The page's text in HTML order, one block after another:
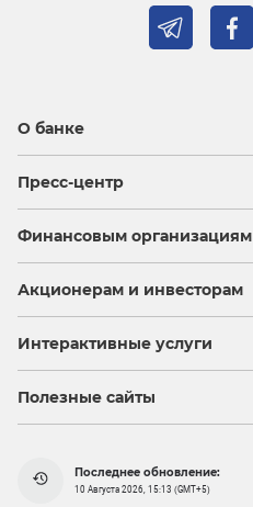
О банке
Пресс-центр
Финансовым организациям
Акционерам и инвесторам
Интерактивные услуги
Полезные сайты
Последнее обновление:
10 Августа 2026, 15:13 (GMT+5)